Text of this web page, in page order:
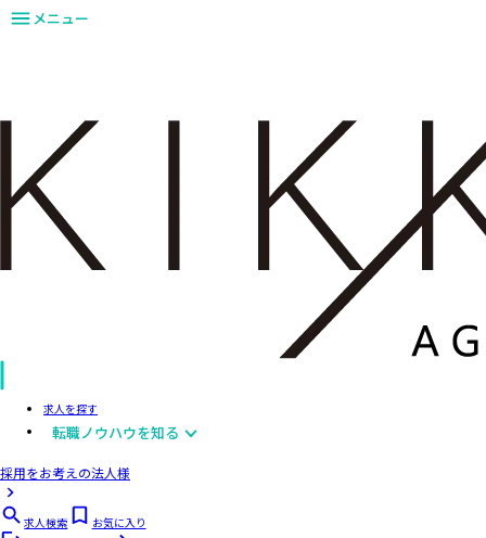
メニュー
求人を探す
転職ノウハウを知る
採用をお考えの法人様
求人検索
お気に入り